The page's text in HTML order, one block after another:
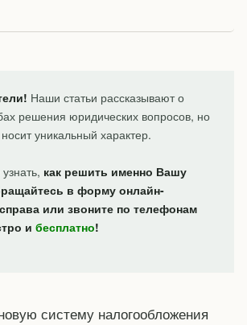
Наши статьи рассказывают о
решения юридических вопросов, но
уникальный характер.
как решить именно Вашу
в форму онлайн-
или звоните по телефонам
и бесплатно!
систему налогообложения